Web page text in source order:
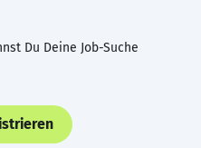
Du Deine Job-Suche